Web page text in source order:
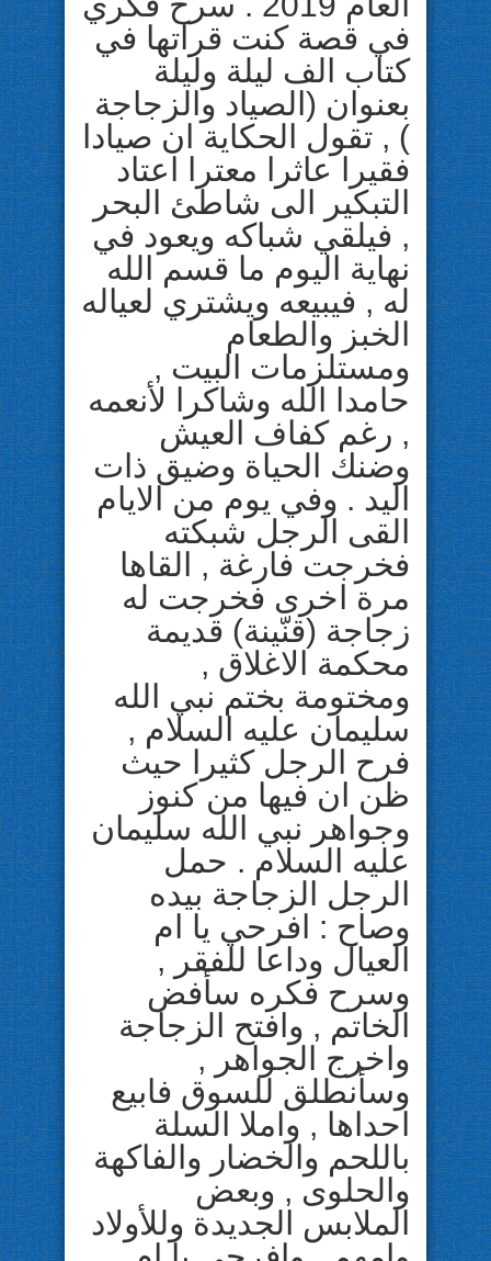
في قصة كنت قراتها في
كتاب الف ليلة وليلة
بعنوان (الصياد والزجاجة
) , تقول الحكاية ان صيادا
فقيرا عاثرا معترا اعتاد
التبكير الى شاطئ البحر
, فيلقي شباكه ويعود في
نهاية اليوم ما قسم الله
له , فيبيعه ويشتري لعياله
الخبز والطعام
ومستلزمات البيت ,
حامدا الله وشاكرا لأنعمه
, رغم كفاف العيش
وضنك الحياة وضيق ذات
اليد . وفي يوم من الايام
القى الرجل شبكته
فخرجت فارغة , القاها
مرة اخرى فخرجت له
زجاجة (قنّينة) قديمة
محكمة الاغلاق ,
ومختومة بختم نبي الله
سليمان عليه السلام ,
فرح الرجل كثيرا حيث
ظن ان فيها من كنوز
وجواهر نبي الله سليمان
عليه السلام . حمل
الرجل الزجاجة بيده
وصاح : افرحي يا ام
العيال وداعا للفقر ,
وسرح فكره سأفض
الخاتم , وافتح الزجاجة
واخرج الجواهر ,
وسأنطلق للسوق فابيع
احداها , واملا السلة
باللحم والخضار والفاكهة
والحلوى , وبعض
الملابس الجديدة وللأولاد